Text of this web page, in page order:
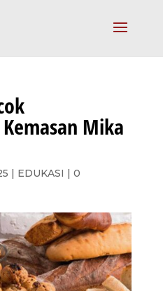
Mika
| EDUKASI | 0